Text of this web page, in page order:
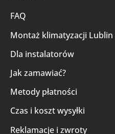
FAQ
Montaż klimatyzacji Lublin
Dla instalatorów
Jak zamawiać?
Metody płatności
Czas i koszt wysyłki
Reklamacje i zwroty